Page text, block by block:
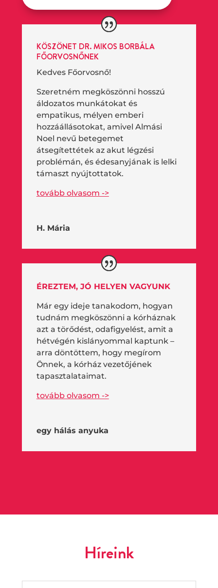
KÖSZÖNET DR. MIKOS BORBÁLA
FŐORVOSNŐNEK
Kedves Főorvosnő!
Szeretném megköszönni hosszú
áldozatos munkátokat és
empatikus, mélyen emberi
hozzáállásotokat, amivel Almási
Noel nevű betegemet
átsegítettétek az akut légzési
problémán, és édesanyjának is lelki
támaszt nyújtottatok.
tovább olvasom ->
H. Mária
ÉREZTEM, JÓ HELYEN VAGYUNK
Már egy ideje tanakodom, hogyan
tudnám megköszönni a kórháznak
azt a törődést, odafigyelést, amit a
hétvégén kislányommal kaptunk –
arra döntöttem, hogy megírom
Önnek, a kórház vezetőjének
tapasztalataimat.
tovább olvasom ->
egy hálás anyuka
Híreink